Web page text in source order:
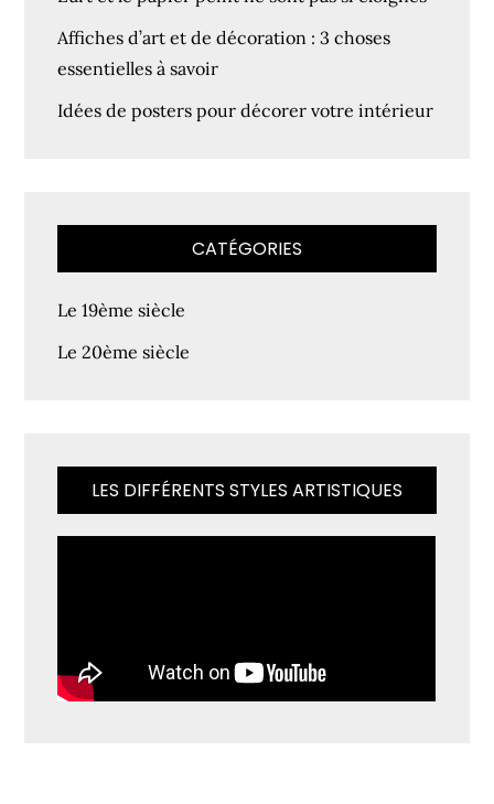
Affiches d’art et de décoration : 3 choses
essentielles à savoir
Idées de posters pour décorer votre intérieur
CATÉGORIES
Le 19ème siècle
Le 20ème siècle
LES DIFFÉRENTS STYLES ARTISTIQUES